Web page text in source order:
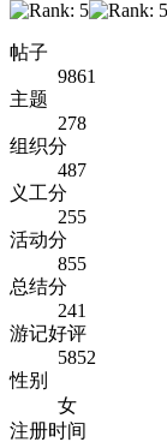
帖子
9861
主题
278
组织分
487
义工分
255
活动分
855
总结分
241
游记好评
5852
性别
女
注册时间